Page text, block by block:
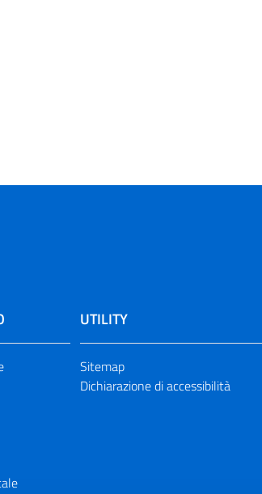
UTILITY
Sitemap
Dichiarazione di accessibilità